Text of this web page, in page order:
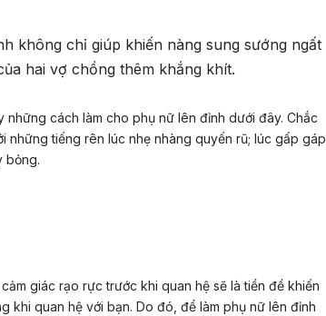
không chỉ giúp khiến nàng sung sướng ngất
hai vợ chồng thêm khắng khít.
những cách làm cho phụ nữ lên đỉnh dưới đây. Chắc
những tiếng rên lúc nhẹ nhàng quyến rũ; lúc gấp gáp
bỏng.
giác rạo rực trước khi quan hệ sẽ là tiền đề khiến
khi quan hệ với bạn. Do đó, để làm phụ nữ lên đỉnh